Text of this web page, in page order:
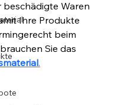
Waren
Ihre Produkte
beim
Sie das
.